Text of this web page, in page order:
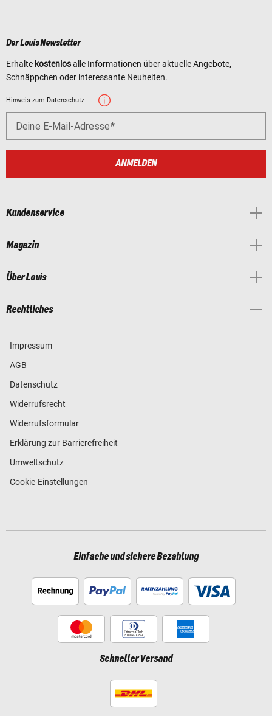
Der Louis Newsletter
Erhalte kostenlosalle Informationen über aktuelle Angebote,
Schnäppchen oder interessante Neuheiten.
Hinweis zum Datenschutz
Deine E-Mail-Adresse
ANMELDEN
Kundenservice
Magazin
Über Louis
Rechtliches
Impressum
AGB
Datenschutz
Widerrufsrecht
Widerrufsformular
Erklärung zur Barrierefreiheit
Umweltschutz
Cookie-Einstellungen
Einfache und sichere Bezahlung
Schneller Versand